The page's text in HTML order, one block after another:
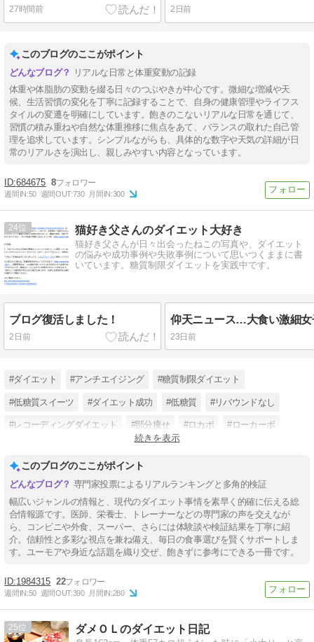
27時間前 2日前
このブログのここがポイント
リアルな日常と体重変動の記録
体重や体脂肪の変動を綴る日々のつぶやきが中心です。微細な増減や天
候、生活習慣の変化を丁寧に記録することで、自身の健康管理やライフス
タイルの変遷を明確にしています。飽きのこないリアルな日常を通じて、
習慣の積み重ねや自然な体重推移に焦点をあて、バランスの取れた自己管
理を追求しています。シンプルながらも、具体的な数字や天気の詳細が日
常のリアルさを演出し、親しみやすい内容となっています。
684675 8
週間IN:50 週間OUT:730 月間IN:300
24 猫好き父さんのダイエット大好き
猫好き父さんが日々出会ったねこの写真や、ダイエット
の悩みや成功事例や失敗事例について思いつくままに書
いています。糖質制限ダイエットを実践中です。
ブログ復活しました！
2日前 23日前
#ダイエット #アンチエイジング #糖質制限ダイエット
#低糖質スイーツ #ダイエット成功 #低糖質 #リバウンドなし
#レコーディングダイエット #部分痩せ #ロカボ #ローカーボ
続きを表示
このブログのここがポイント
専門家投票によるリアルランキングと多角的検証
幅広いジャンルの情報と、現代のダイエット事情を素早く的確に伝える総
合情報源です。医師、栄養士、トレーナーなどの専門家の声を交えなが
ら、コンビニや外食、スーパー、さらには体験談や検証結果を丁寧に紹
介。信頼性と多彩な視点を兼ね備え、毎日の食事選びを賢くサポートしま
す。ユーモアや身近な話題を織り交ぜ、飽きずに参考にできる一冊です。
1984315 22
週間IN:50 週間OUT:390 月間IN:280
25 ダメＯＬのダイエット日記